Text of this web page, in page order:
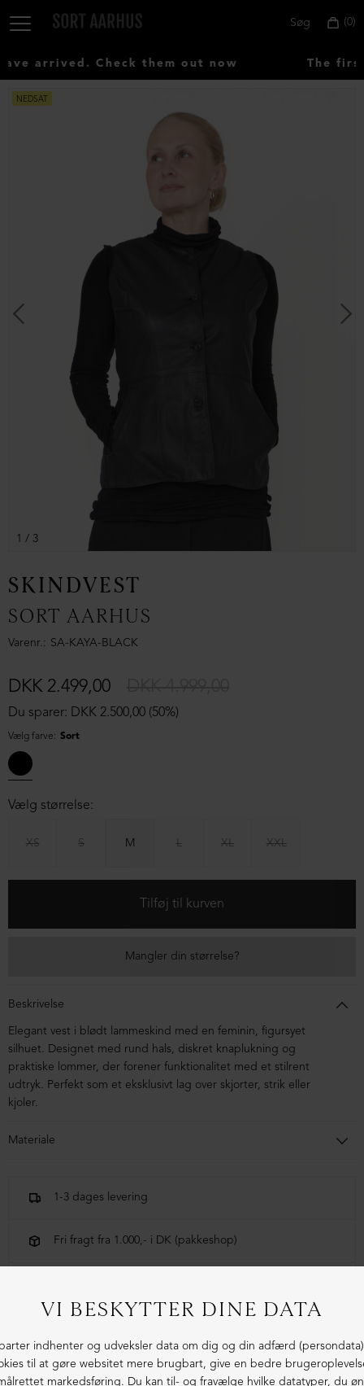
0
Søg
arrived. Check them out now The first
NEDSAT
1 / 3
SKINDVEST
SORT AARHUS
Varenr. SA-KAYA-BLACK
Du sparer: DKK 2.500,00 (50%)
DKK 2.499,00
Vælg farve: Sort
Vælg størrelse:
XS S M L XL XXL
Mangler din størrelse?
Beskrivelse
Elegant vest i blødt lammeskind med en feminin, figursyet
silhuet. Designet med rund hals, diskret knaplukning og
praktiske lommer, der forener funktionalitet med et stilrent
udtryk. Perfekt som et eksklusivt lag over skjorter, strik eller
kjoler.
Materiale
1-3 dages levering
Fri fragt fra 1.000,- i DK (pakkeshop)
LIGNENDE PRODUKTER